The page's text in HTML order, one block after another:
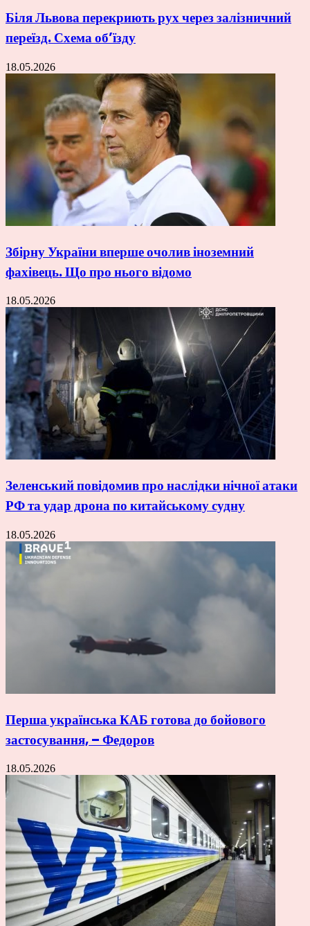
Біля Львова перекриють рух через залізничний
переїзд. Схема об’їзду
18.05.2026
Збірну України вперше очолив іноземний
фахівець. Що про нього відомо
18.05.2026
Зеленський повідомив про наслідки нічної атаки
РФ та удар дрона по китайському судну
18.05.2026
Перша українська КАБ готова до бойового
застосування, – Федоров
18.05.2026